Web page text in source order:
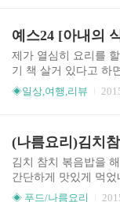
더라구요. 이 가격에
요. 양들도 많이 들어
이 충분히 먹었네요.
는 조카 모습이 귀엽
에 가득 차는 모습이
킨이예요. 개봉하자
요. ㅋㅋㅋㅋ 뜯긴 사..
제가 열심히 요리를
기 책 살거 있다고 하
있게 되서 제 책을 사
하고도 싶어서 신랑
이렇게 사은품으로
전 기쁜거 있죠. 신랑
게 받았어요. 이렇게
◈일상,여행,리뷰
김치 참치 볶음밥을
간단하게 맛있게 먹
치를 썰고 참기름 좀
◈ 푸드/나름요리